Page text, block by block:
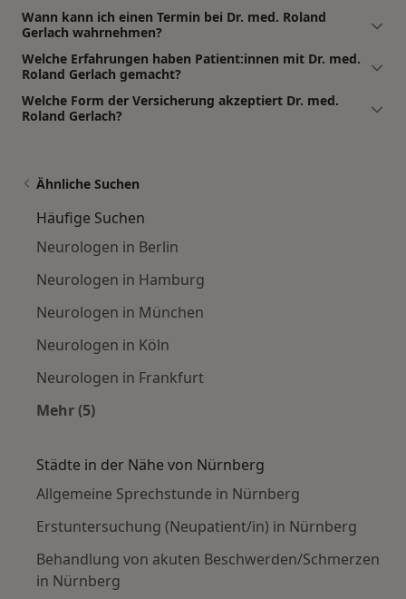
Wann kann ich einen Termin bei Dr. med. Roland
Gerlach wahrnehmen?
Welche Erfahrungen haben Patient:innen mit Dr. med.
Roland Gerlach gemacht?
Welche Form der Versicherung akzeptiert Dr. med.
Roland Gerlach?
Ähnliche Suchen
Häufige Suchen
Neurologen in Berlin
Neurologen in Hamburg
Neurologen in München
Neurologen in Köln
Neurologen in Frankfurt
Mehr (5)
Städte in der Nähe von Nürnberg
Allgemeine Sprechstunde in Nürnberg
Erstuntersuchung (Neupatient/in) in Nürnberg
Behandlung von akuten Beschwerden/Schmerzen
in Nürnberg